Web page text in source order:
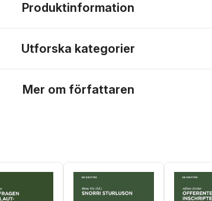
Produktinformation
Utforska kategorier
Mer om författaren